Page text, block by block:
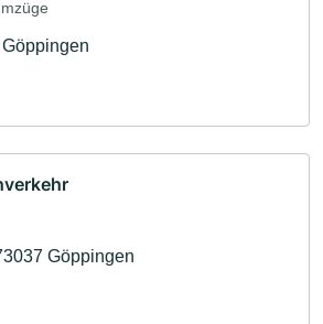
Göppingen